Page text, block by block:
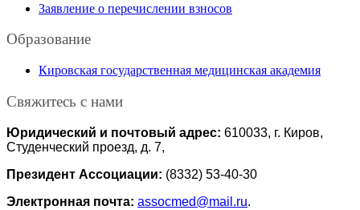
Заявление о перечислении взносов
Образование
Кировская государственная медицинская академия
Свяжитесь с нами
Юридический и почтовый адрес: 610033, г. Киров,
Студенческий проезд, д. 7,
Президент Ассоциации: (8332) 53-40-30
Электронная почта: assocmed@mail.ru.